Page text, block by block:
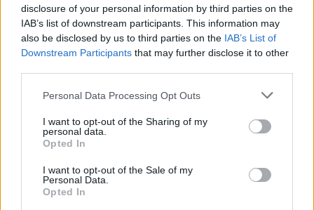
disclosure of your personal information by third parties on the
IAB’s list of downstream participants. This information may
also be disclosed by us to third parties on the IAB’s List of
Downstream Participants that may further disclose it to other
Personal Data Processing Opt Outs
I want to opt-out of the Sharing of my
personal data.
Opted In
I want to opt-out of the Sale of my
Personal Data.
Opted In
ALTRE NOTIZIE DI BAVENO